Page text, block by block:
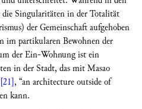
Singularitäten in der Totalität
der Gemeinschaft aufgehoben
im partikularen Bewohnen der
der Ein-Wohnung ist ein
in der Stadt, das mit Masao
[21], “an architecture outside of
kann.